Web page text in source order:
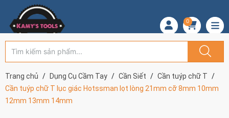
0
Trang chủ Dụng Cụ Cầm Tay Cần Siết
Cần tuýp chữ T
Cần tuýp chữ T lục giác Hotssman lọt lòng 21mm cỡ 8mm 10mm
12mm 13mm 14mm